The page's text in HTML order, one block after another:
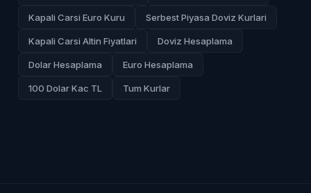
Kapali Carsi Euro Kuru Serbest Piyasa Doviz Kurlari
Kapali Carsi Altin Fiyatlari Doviz Hesaplama
Dolar Hesaplama Euro Hesaplama
100 Dolar Kac TL Tum Kurlar